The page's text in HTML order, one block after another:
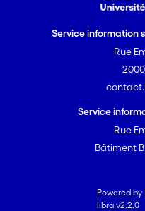
Service information
Rue
Service
Rue
Bâtiment
Powered by
libra v2.2.0